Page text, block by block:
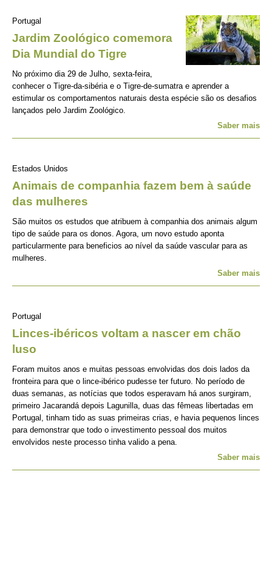
Portugal
Jardim Zoológico comemora
Dia Mundial do Tigre
No próximo dia 29 de Julho, sexta-feira,
conhecer o Tigre-da-sibéria e o Tigre-de-sumatra e aprender a
estimular os comportamentos naturais desta espécie são os desafios
lançados pelo Jardim Zoológico.
Saber mais
Estados Unidos
Animais de companhia fazem bem à saúde
das mulheres
São muitos os estudos que atribuem à companhia dos animais algum
tipo de saúde para os donos. Agora, um novo estudo aponta
particularmente para beneficios ao nível da saúde vascular para as
mulheres.
Saber mais
Portugal
Linces-ibéricos voltam a nascer em chão
luso
Foram muitos anos e muitas pessoas envolvidas dos dois lados da
fronteira para que o lince-ibérico pudesse ter futuro. No período de
duas semanas, as notícias que todos esperavam há anos surgiram,
primeiro Jacarandá depois Lagunilla, duas das fêmeas libertadas em
Portugal, tinham tido as suas primeiras crias, e havia pequenos linces
para demonstrar que todo o investimento pessoal dos muitos
envolvidos neste processo tinha valido a pena.
Saber mais